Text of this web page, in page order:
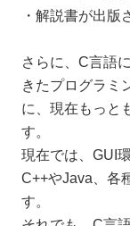
・解説書が出版
さらに、C言語
きたプログラミ
に、現在もっと
す。
現在では、GUI
C++やJava、各
す。